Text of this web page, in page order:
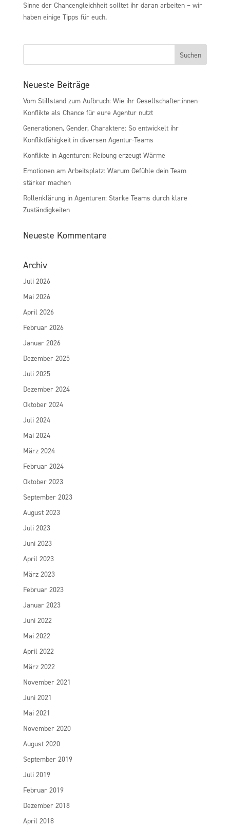
Sinne der Chancengleichheit solltet ihr daran arbeiten – wir
haben einige Tipps für euch.
Neueste Beiträge
Vom Stillstand zum Aufbruch: Wie ihr Gesellschafter:innen-
Konflikte als Chance für eure Agentur nutzt
Generationen, Gender, Charaktere: So entwickelt ihr
Konfliktfähigkeit in diversen Agentur-Teams
Konflikte in Agenturen: Reibung erzeugt Wärme
Emotionen am Arbeitsplatz: Warum Gefühle dein Team
stärker machen
Rollenklärung in Agenturen: Starke Teams durch klare
Zuständigkeiten
Neueste Kommentare
Archiv
Juli 2026
Mai 2026
April 2026
Februar 2026
Januar 2026
Dezember 2025
Juli 2025
Dezember 2024
Oktober 2024
Juli 2024
Mai 2024
März 2024
Februar 2024
Oktober 2023
September 2023
August 2023
Juli 2023
Juni 2023
April 2023
März 2023
Februar 2023
Januar 2023
Juni 2022
Mai 2022
April 2022
März 2022
November 2021
Juni 2021
Mai 2021
November 2020
August 2020
September 2019
Juli 2019
Februar 2019
Dezember 2018
April 2018